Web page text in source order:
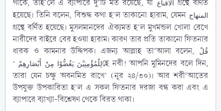
থাকে, তাহ’লে এ ব্যাপারে দু’টি মত রয়েছে, যা الاقناع
গ্রন্থে বর্ণিত
হয়েছে। তিনি বলেন, বিশুদ্ধ কথা হ’ল তাকানো হারাম, যেমন المنهاج
গ্রন্থে বর্ণিত হয়েছে। মুসলমানদের ঐক্যমত হ’ল মুখমন্ডল খোলা রেখে
নারীদের বাইরে বের হওয়া হারাম। কারণ তার প্রতি তাকানো ফিতনার
ধারক ও কামনার উদ্দিপক। এজন্য আল্লাহ তা‘আলা বলেন,
قُلْ
لِلْمُؤْمِنِيْنَ يَغُضُّوْا مِنْ أَبْصَارِهِمْ ‘হে নবী! আপনি মুমিনদের বলে দিন,
তারা যেন চক্ষু অবনমিত রাখে’ (নূর ২৪/৩০)। আর শরী‘আতের
উপযুক্ত উপকারিতা হ’ল এ সকল ফিতনার দরজা বন্ধ করা এবং এ
ব্যাপারে ব্যাখ্যা-বিশ্লেষণ থেকে বিরত থাকা।